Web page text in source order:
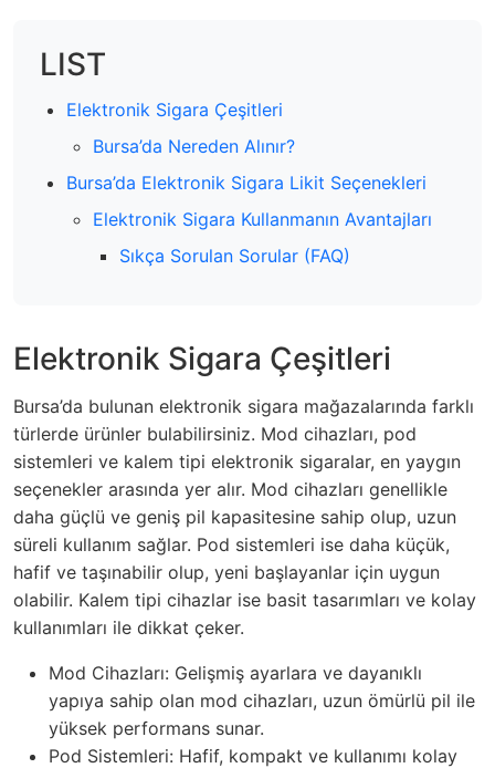
LIST
Elektronik Sigara Çeşitleri
Bursa’da Nereden Alınır?
Bursa’da Elektronik Sigara Likit Seçenekleri
Elektronik Sigara Kullanmanın Avantajları
Sıkça Sorulan Sorular (FAQ)
Elektronik Sigara Çeşitleri
Bursa’da bulunan elektronik sigara mağazalarında farklı
türlerde ürünler bulabilirsiniz. Mod cihazları, pod
sistemleri ve kalem tipi elektronik sigaralar, en yaygın
seçenekler arasında yer alır. Mod cihazları genellikle
daha güçlü ve geniş pil kapasitesine sahip olup, uzun
süreli kullanım sağlar. Pod sistemleri ise daha küçük,
hafif ve taşınabilir olup, yeni başlayanlar için uygun
olabilir. Kalem tipi cihazlar ise basit tasarımları ve kolay
kullanımları ile dikkat çeker.
Mod Cihazları: Gelişmiş ayarlara ve dayanıklı
yapıya sahip olan mod cihazları, uzun ömürlü pil ile
yüksek performans sunar.
Pod Sistemleri: Hafif, kompakt ve kullanımı kolay